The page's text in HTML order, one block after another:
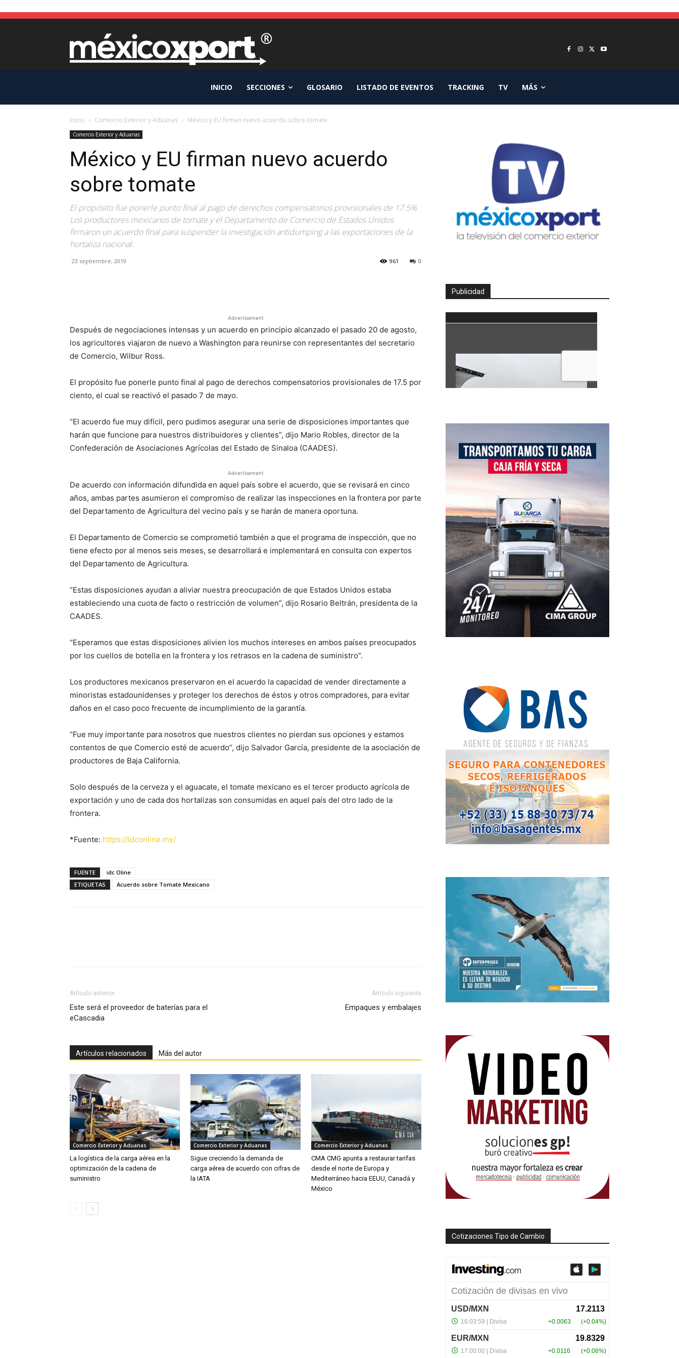
INICIO SECCIONES GLOSARIO LISTADO DE EVENTOS TRACKING TV MÁS
Inicio Comercio Exterior y Aduanas México y EU firman nuevo acuerdo sobre tomate
Comercio Exterior y Aduanas
México y EU firman nuevo acuerdo
sobre tomate
El propósito fue ponerle punto final al pago de derechos compensatorios provisionales de 17.5%.
Los productores mexicanos de tomate y el Departamento de Comercio de Estados Unidos
firmaron un acuerdo final para suspender la investigación antidumping a las exportaciones de la
hortaliza nacional.
23 septiembre, 2019 0
961
Advertisement
Después de negociaciones intensas y un acuerdo en principio alcanzado el pasado 20 de agosto,
los agricultores viajaron de nuevo a Washington para reunirse con representantes del secretario
de Comercio, Wilbur Ross.
El propósito fue ponerle punto final al pago de derechos compensatorios provisionales de 17.5 por
ciento, el cual se reactivó el pasado 7 de mayo.
“El acuerdo fue muy difícil, pero pudimos asegurar una serie de disposiciones importantes que
harán que funcione para nuestros distribuidores y clientes”, dijo Mario Robles, director de la
Confederación de Asociaciones Agrícolas del Estado de Sinaloa (CAADES).
Advertisement
De acuerdo con información difundida en aquel país sobre el acuerdo, que se revisará en cinco
años, ambas partes asumieron el compromiso de realizar las inspecciones en la frontera por parte
del Departamento de Agricultura del vecino país y se harán de manera oportuna.
El Departamento de Comercio se comprometió también a que el programa de inspección, que no
tiene efecto por al menos seis meses, se desarrollará e implementará en consulta con expertos
del Departamento de Agricultura.
“Estas disposiciones ayudan a aliviar nuestra preocupación de que Estados Unidos estaba
estableciendo una cuota de facto o restricción de volumen”, dijo Rosario Beltrán, presidenta de la
CAADES.
“Esperamos que estas disposiciones alivien los muchos intereses en ambos países preocupados
por los cuellos de botella en la frontera y los retrasos en la cadena de suministro”.
Los productores mexicanos preservaron en el acuerdo la capacidad de vender directamente a
minoristas estadounidenses y proteger los derechos de éstos y otros compradores, para evitar
daños en el caso poco frecuente de incumplimiento de la garantía.
“Fue muy importante para nosotros que nuestros clientes no pierdan sus opciones y estamos
contentos de que Comercio esté de acuerdo”, dijo Salvador García, presidente de la asociación de
productores de Baja California.
Solo después de la cerveza y el aguacate, el tomate mexicano es el tercer producto agrícola de
exportación y uno de cada dos hortalizas son consumidas en aquel país del otro lado de la
frontera.
*Fuente: https://idconline.mx/
FUENTE
idc Oline
ETIQUETAS
Acuerdo sobre Tomate Mexicano
Artículo anterior
Este será el proveedor de baterías para el
eCascadia
Artículo siguiente
Empaques y embalajes
Artículos relacionados Más del autor
Comercio Exterior y Aduanas
La logística de la carga aérea en la
optimización de la cadena de
suministro
Comercio Exterior y Aduanas
Sigue creciendo la demanda de
carga aérea de acuerdo con cifras de
la IATA
Comercio Exterior y Aduanas
CMA CMG apunta a restaurar tarifas
desde el norte de Europa y
Mediterráneo hacia EEUU, Canadá y
México
Publicidad
Cotizaciones Tipo de Cambio